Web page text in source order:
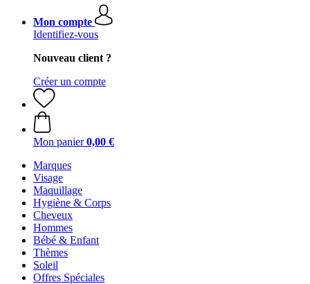
Mon compte
Identifiez-vous
Nouveau client ?
Créer un compte
Mon panier 0,00 €
Marques
Visage
Maquillage
Hygiène & Corps
Cheveux
Hommes
Bébé & Enfant
Thèmes
Soleil
Offres Spéciales